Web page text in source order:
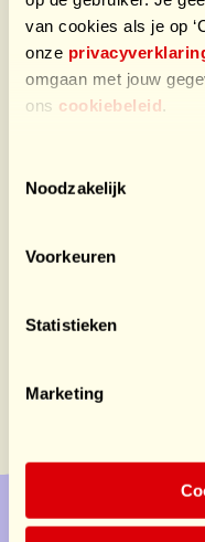
van cookies als je op
onze
omgaan met jouw
ons cookiebeleid.
Noodzakelijk
Voorkeuren
Statistieken
Marketing